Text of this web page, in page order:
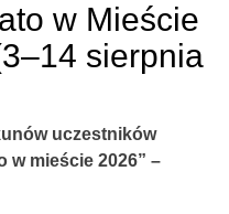
w Mieście
sierpnia
uczestników
w mieście 2026” –